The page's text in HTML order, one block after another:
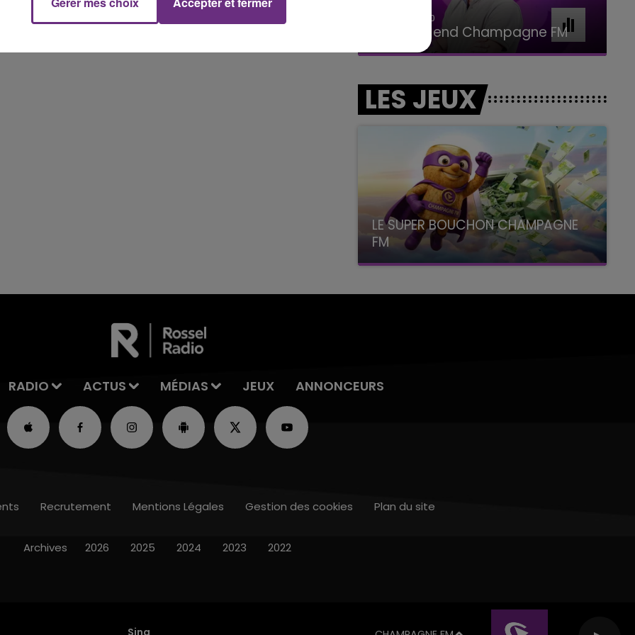
16h00 - 20h00
Le Week-end Champagne FM
LES JEUX
LE SUPER BOUCHON CHAMPAGNE
FM
avec La Famille Champagne FM, à 8H10
RADIO ACTUS MÉDIAS JEUX ANNONCEURS
Sing
Recrutement Mentions Légales Gestion des cookies Plan du site
Archives 2026 2025 2024 2023 2022